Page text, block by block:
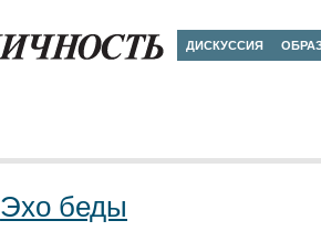
ДИСКУССИЯ
Эхо беды